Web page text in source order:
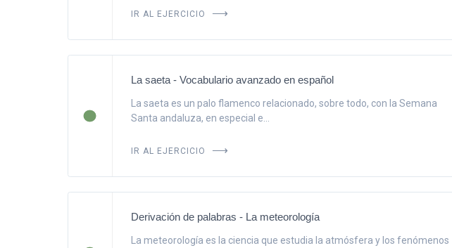
IR AL EJERCICIO
La saeta - Vocabulario avanzado en español
La saeta es un palo flamenco relacionado, sobre todo, con la Semana
Santa andaluza, en especial e...
IR AL EJERCICIO
Derivación de palabras - La meteorología
La meteorología es la ciencia que estudia la atmósfera y los fenómenos